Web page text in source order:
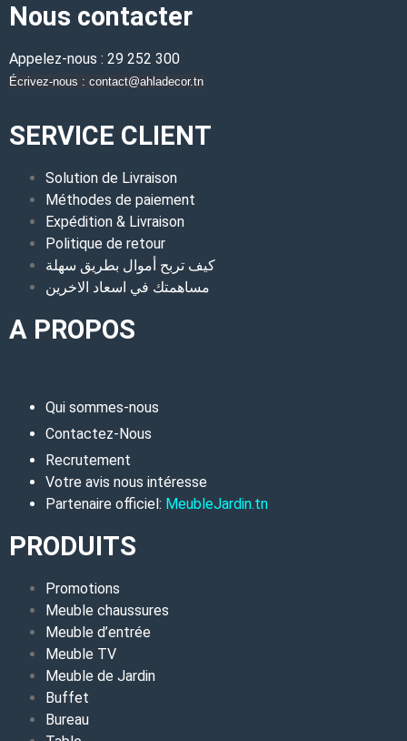
Nous contacter
Appelez-nous : 29 252 300
Écrivez-nous : contact@ahladecor.tn
SERVICE CLIENT
Solution de Livraison
Méthodes de paiement
Expédition & Livraison
Politique de retour
كيف تربح أموال بطريق سهلة
مساهمتك في اسعاد الاخرين
A PROPOS
Qui sommes-nous
Contactez-Nous
Recrutement
Votre avis nous intéresse
Partenaire officiel: MeubleJardin.tn
PRODUITS
Promotions
Meuble chaussures
Meuble d’entrée
Meuble TV
Meuble de Jardin
Buffet
Bureau